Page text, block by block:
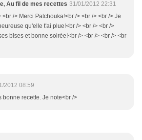
Au fil de mes recettes 31/01/2012 22:31
<br /> Merci Patchouka!<br /> <br /> <br /> Je
qu'elle t'ai plue!<br /> <br /> <br />
bises et bonne soirée!<br /> <br /> <br /> <br
2012 08:59
bonne recette. Je note<br />